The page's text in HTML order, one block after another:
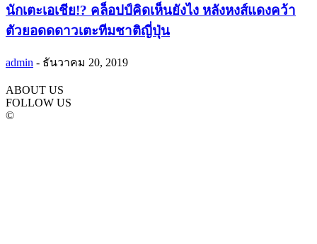
นักเตะเอเชีย!? คล็อปป์คิดเห็นยังไง หลังหงส์แดงคว้า
ตัวยอดดดาวเตะทีมชาติญี่ปุ่น
admin - ธันวาคม 20, 2019
ABOUT US
FOLLOW US
©